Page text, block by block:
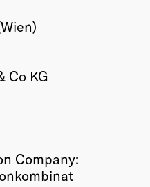
Co KG
Company: